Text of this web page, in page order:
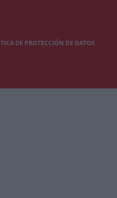
DE PROTECCIÓN DE DATOS